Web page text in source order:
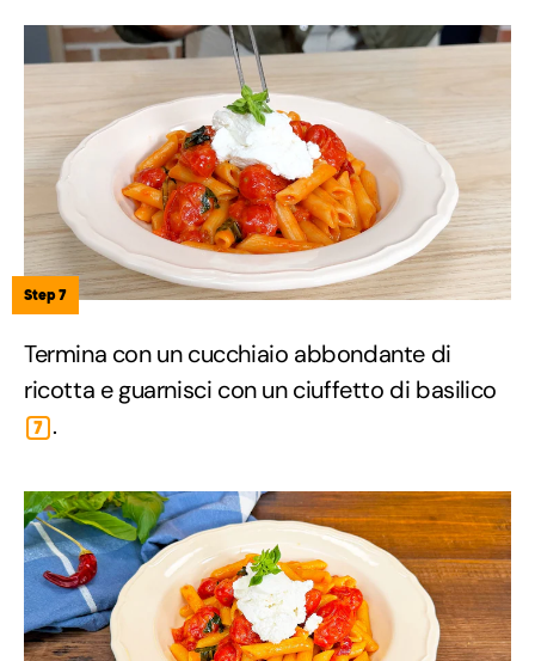
Step 7
Termina con un cucchiaio abbondante di
ricotta e guarnisci con un ciuffetto di basilico
7 .